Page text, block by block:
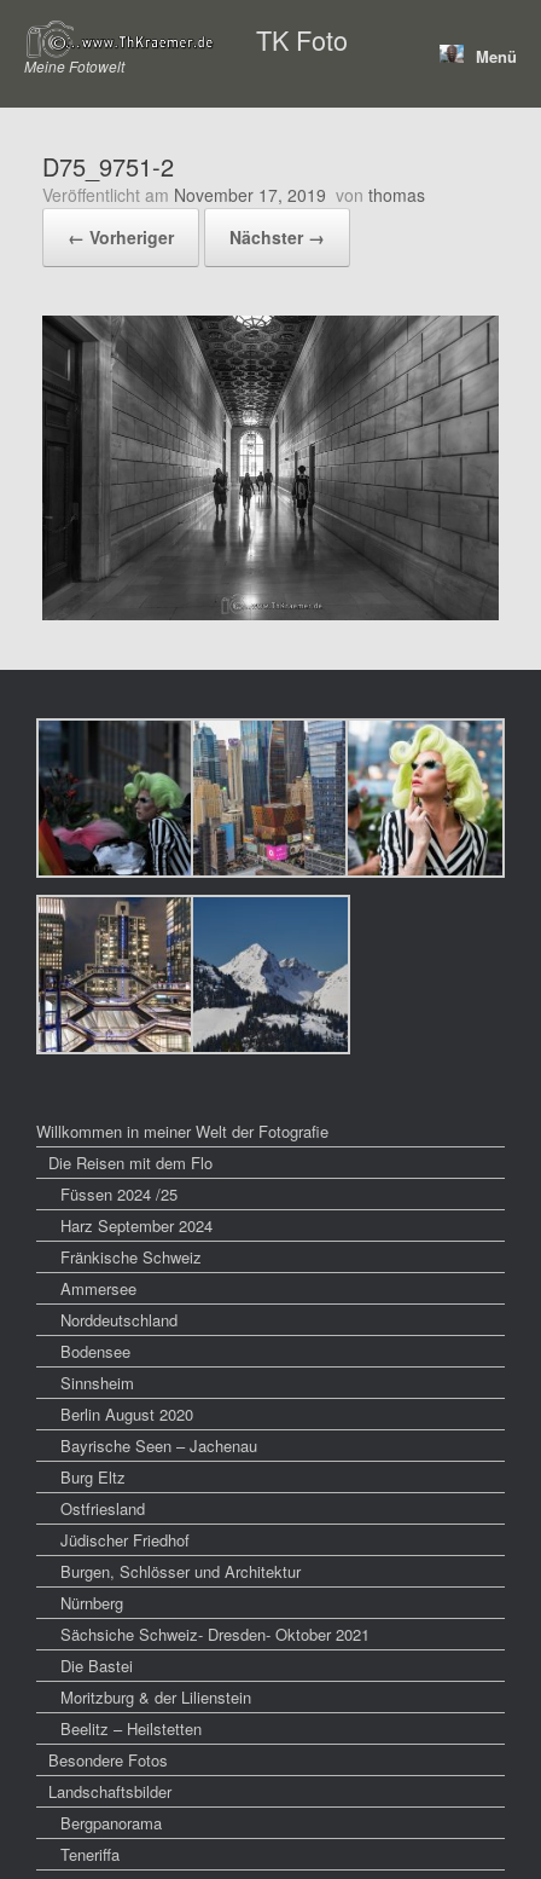
Inhalt
springen
TK Foto
Meine Fotowelt Menü
D75_9751-2
Veröffentlicht am November 17, 2019 von thomas
← Vorheriger
Nächster →
Willkommen in meiner Welt der Fotografie
Die Reisen mit dem Flo
Füssen 2024 /25
Harz September 2024
Fränkische Schweiz
Ammersee
Norddeutschland
Bodensee
Sinnsheim
Berlin August 2020
Bayrische Seen – Jachenau
Burg Eltz
Ostfriesland
Jüdischer Friedhof
Burgen, Schlösser und Architektur
Nürnberg
Sächsiche Schweiz- Dresden- Oktober 2021
Die Bastei
Moritzburg & der Lilienstein
Beelitz – Heilstetten
Besondere Fotos
Landschaftsbilder
Bergpanorama
Teneriffa